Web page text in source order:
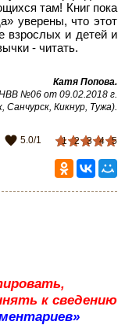
там! Книг пока
уверены, что этот
взрослых и детей и
- читать.
Катя Попова.
№06 от 09.02.2018 г.
Санчурск, Кикнур, Тужа).
1 2 3 4 5
5.0/1
к сведению